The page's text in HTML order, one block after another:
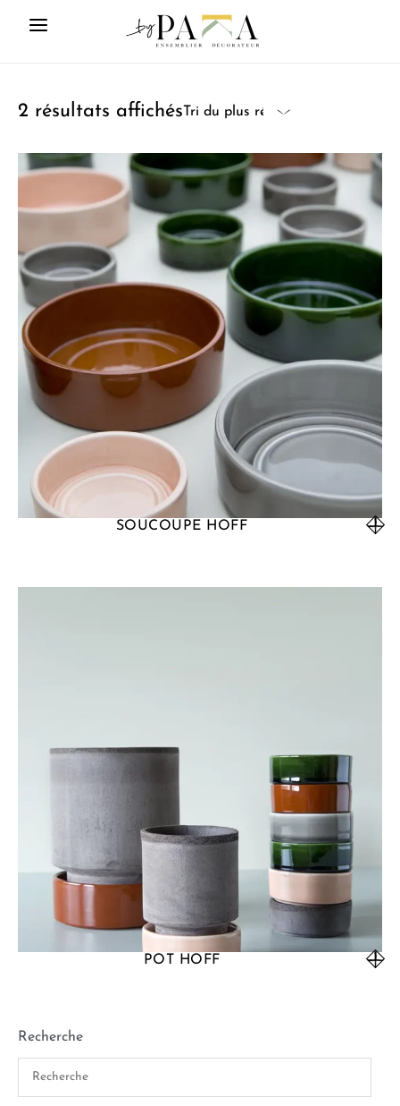
Recherche
2 résultats affichés
SOUCOUPE HOFF
POT HOFF